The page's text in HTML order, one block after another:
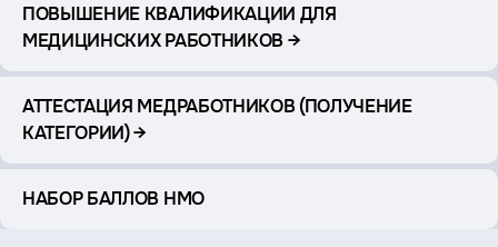
ПОВЫШЕНИЕ КВАЛИФИКАЦИИ ДЛЯ
МЕДИЦИНСКИХ РАБОТНИКОВ →
АТТЕСТАЦИЯ МЕДРАБОТНИКОВ (ПОЛУЧЕНИЕ
КАТЕГОРИИ) →
НАБОР БАЛЛОВ НМО